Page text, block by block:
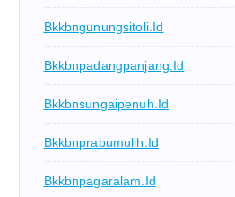
Bkkbngunungsitoli.id
Bkkbnpadangpanjang.id
Bkkbnsungaipenuh.id
Bkkbnprabumulih.id
Bkkbnpagaralam.id